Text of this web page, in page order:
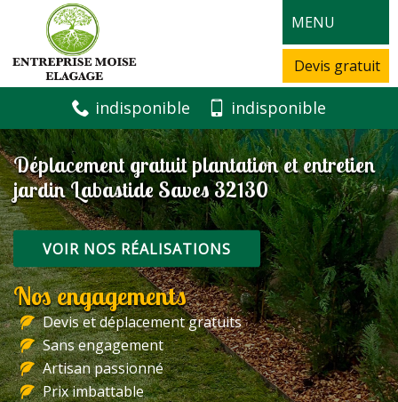
MENU
Devis gratuit
indisponible indisponible
Déplacement gratuit plantation et entretien
jardin Labastide Saves 32130
VOIR NOS RÉALISATIONS
Nos engagements
Devis et déplacement gratuits
Sans engagement
Artisan passionné
Prix imbattable